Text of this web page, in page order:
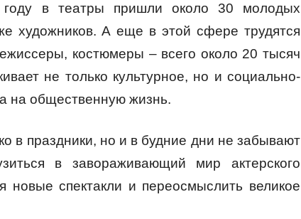
в театры пришли около 30 молодых
художников. А еще в этой сфере трудятся
костюмеры – всего около 20 тысяч
не только культурное, но и социально-
на общественную жизнь.
в праздники, но и в будние дни не забывают
в завораживающий мир актерского
новые спектакли и переосмыслить великое